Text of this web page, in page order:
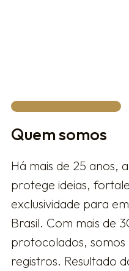
Quem somos
Há mais de 25 anos,
protege ideias,
exclusividade para
Brasil. Com mais de
protocolados, somos
registros. Resultado